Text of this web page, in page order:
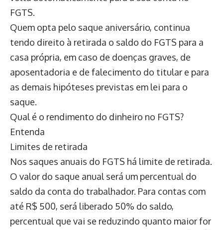
FGTS.
Quem opta pelo saque aniversário, continua
tendo direito à retirada o saldo do FGTS para a
casa própria, em caso de doenças graves, de
aposentadoria e de falecimento do titular e para
as demais hipóteses previstas em lei para o
saque.
Qual é o rendimento do dinheiro no FGTS?
Entenda
Limites de retirada
Nos saques anuais do FGTS há limite de retirada.
O valor do saque anual será um percentual do
saldo da conta do trabalhador. Para contas com
até R$ 500, será liberado 50% do saldo,
percentual que vai se reduzindo quanto maior for